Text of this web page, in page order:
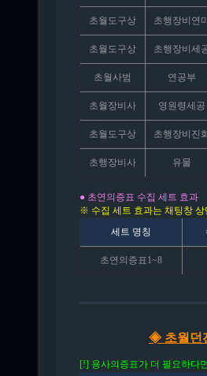
초월도구상 초행장비연
초월도구상 초행장비세
초월사범 연공부
초월장비사 영원령세공
초월도구상 초행장비진
초행장비사 유물
● 초연의증표 수집 세트 효과
※ 수집 세트 효과는 채팅창
세트 명칭
초연의증표1~8
◈ 초월던
[!] 용사의증표가 더 필요하다